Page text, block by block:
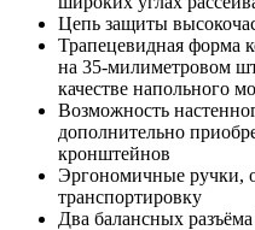
Цепь защиты
Трапецевидная форма
на 35-милиметровом
качестве напольного
Возможность
дополнительно
кронштейнов
Эргономичные ручки,
транспортировку
Два балансных